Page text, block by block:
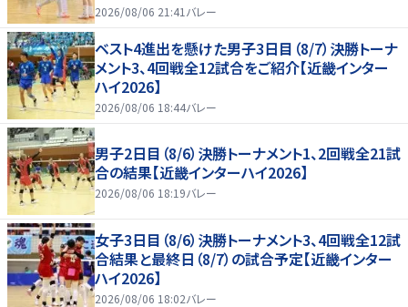
2026/08/06 21:41 バレー
ベスト4進出を懸けた男子3日目（8/7）決勝トーナ
メント3、4回戦全12試合をご紹介【近畿インター
ハイ2026】
2026/08/06 18:44バレー
男子2日目（8/6）決勝トーナメント1、2回戦全21試
合の結果【近畿インターハイ2026】
2026/08/06 18:19バレー
女子3日目（8/6）決勝トーナメント3、4回戦全12試
合結果と最終日（8/7）の試合予定【近畿インター
ハイ2026】
2026/08/06 18:02バレー